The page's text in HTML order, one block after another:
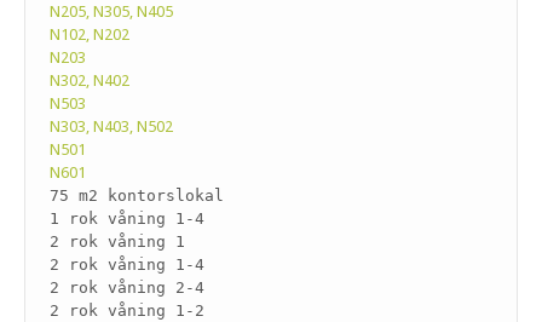
N205, N305, N405
N102, N202
N203
N302, N402
N503
N303, N403, N502
N501
N601
75 m2 kontorslokal
1 rok våning 1-4
2 rok våning 1
2 rok våning 1-4
2 rok våning 2-4
2 rok våning 1-2